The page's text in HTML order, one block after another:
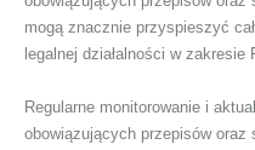
mogą znacznie przyspieszyć
legalnej działalności w zakresie
Regularne monitorowanie i
obowiązujących przepisów oraz